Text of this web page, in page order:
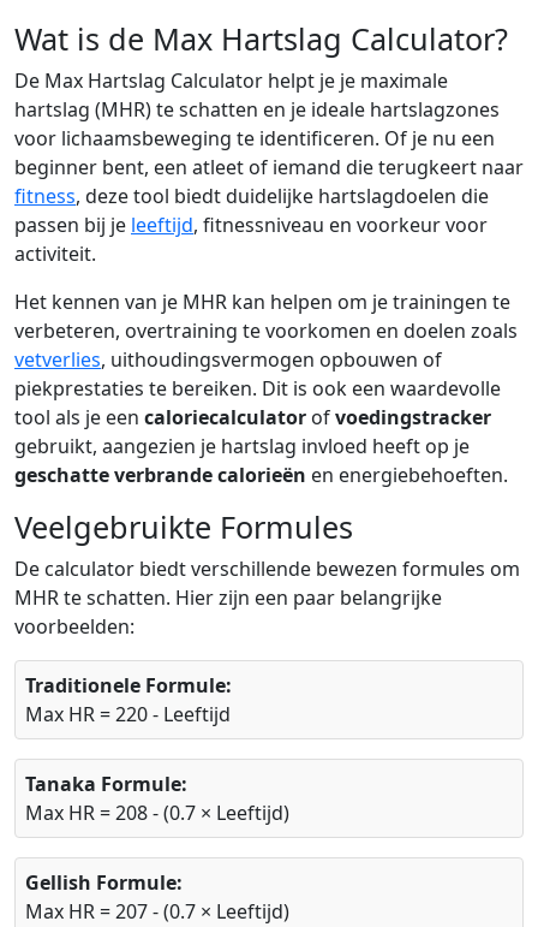
Wat is de Max Hartslag Calculator?
De Max Hartslag Calculator helpt je je maximale
hartslag (MHR) te schatten en je ideale hartslagzones
voor lichaamsbeweging te identificeren. Of je nu een
beginner bent, een atleet of iemand die terugkeert naar
fitness, deze tool biedt duidelijke hartslagdoelen die
passen bij je leeftijd, fitnessniveau en voorkeur voor
activiteit.
Het kennen van je MHR kan helpen om je trainingen te
verbeteren, overtraining te voorkomen en doelen zoals
vetverlies, uithoudingsvermogen opbouwen of
piekprestaties te bereiken. Dit is ook een waardevolle
tool als je een caloriecalculator ofvoedingstracker
gebruikt, aangezien je hartslag invloed heeft op je
geschatte verbrande calorieën en energiebehoeften.
Veelgebruikte Formules
De calculator biedt verschillende bewezen formules om
MHR te schatten. Hier zijn een paar belangrijke
voorbeelden:
Traditionele Formule:
Max HR = 220 - Leeftijd
Tanaka Formule:
Max HR = 208 - (0.7 × Leeftijd)
Gellish Formule:
Max HR = 207 - (0.7 × Leeftijd)